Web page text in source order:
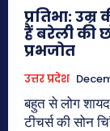
प्रतिभा:
हैं बरेली की
प्रभजोत
उत्तर प्रदेश
बहुत से लोग
टीचर्स की सोन